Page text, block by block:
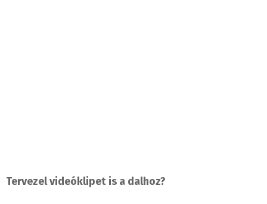
Tervezel videóklipet is a dalhoz?